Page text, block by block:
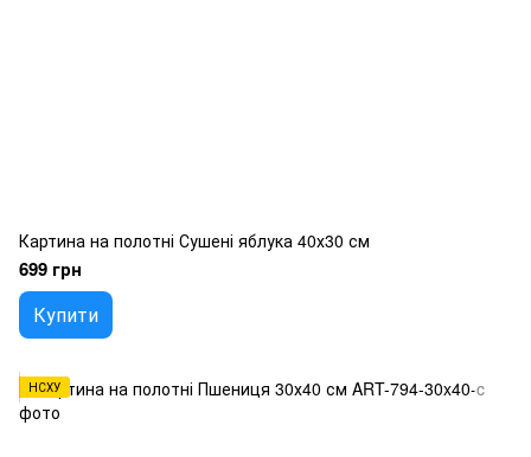
Картина на полотні Сушені яблука 40х30 см
699 грн
Купити
НСХУ